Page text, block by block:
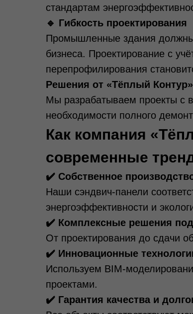
стандартам
🔹 Гибкость проектирования
Промышленные здания должны
бизнеса. Проектирование с
перепрофилирования
Решения от «Тёплый
Мы разрабатываем проекты с
необходимости полного
Как компания
современные
✔️ Собственное
Наши сэндвич-панели
энергоэффективности и
✔️ Комплексные решения
От проектирования до сдачи
✔️ Инновационные
Используем BIM-
проектами.
✔️ Гарантия качества и